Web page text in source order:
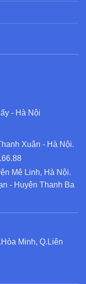
- Hà Nội
Xuân - Hà Nội.
Mê Linh, Hà Nội.
- Huyện Thanh Ba
Minh, Q.Liên